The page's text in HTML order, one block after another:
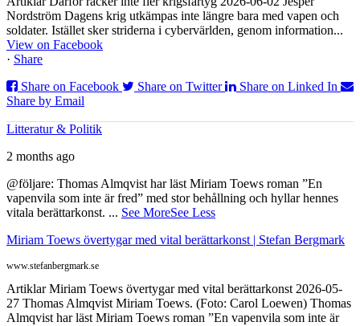
Nordström Dagens krig utkämpas inte längre bara med vapen och
soldater. Istället sker striderna i cybervärlden, genom information...
View on Facebook
· Share
Share on Facebook
Share on Twitter
Share on Linked In
Share by Email
Litteratur & Politik
2 months ago
@följare: Thomas Almqvist har läst Miriam Toews roman ”En
vapenvila som inte är fred” med stor behållning och hyllar hennes
vitala berättarkonst. ... See MoreSee Less
Miriam Toews övertygar med vital berättarkonst | Stefan Bergmark
www.stefanbergmark.se
Artiklar Miriam Toews övertygar med vital berättarkonst 2026-05-
27 Thomas Almqvist Miriam Toews. (Foto: Carol Loewen) Thomas
Almqvist har läst Miriam Toews roman ”En vapenvila som inte är